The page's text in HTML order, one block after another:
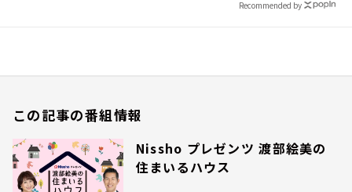
Recommended by
この記事の番組情報
Nissho プレゼンツ 渡部絵美の
住まいるハウス